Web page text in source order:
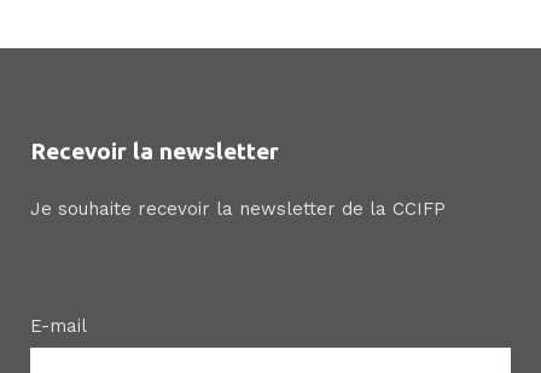
Recevoir la newsletter
Je souhaite recevoir la newsletter de la CCIFP
E-mail